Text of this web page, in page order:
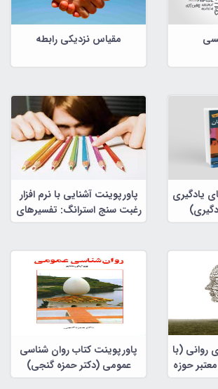
مقیاس نزدیکی رابطه
یادگیری
پاورپوینت آشنایی با نرم افزار
رغبت سنج استرانگ: تفسیرهای
بالینی و کاربردها
روانی (با
حوزه
پاورپوینت کتاب روان شناسی
عمومی (دکتر حمزه گنجی)